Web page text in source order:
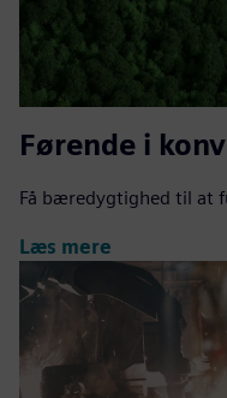
Førende i
Få bæredygtighed til at
Læs mere